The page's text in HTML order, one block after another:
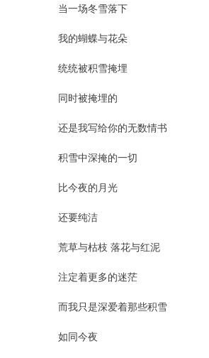
当一场冬雪落下
我的蝴蝶与花朵
统统被积雪掩埋
同时被掩埋的
还是我写给你的无数情书
积雪中深掩的一切
比今夜的月光
还要纯洁
荒草与枯枝 落花与红泥
注定着更多的迷茫
而我只是深爱着那些积雪
如同今夜